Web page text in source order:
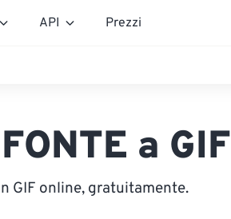
API Prezzi
a GIF
GIF online, gratuitamente.